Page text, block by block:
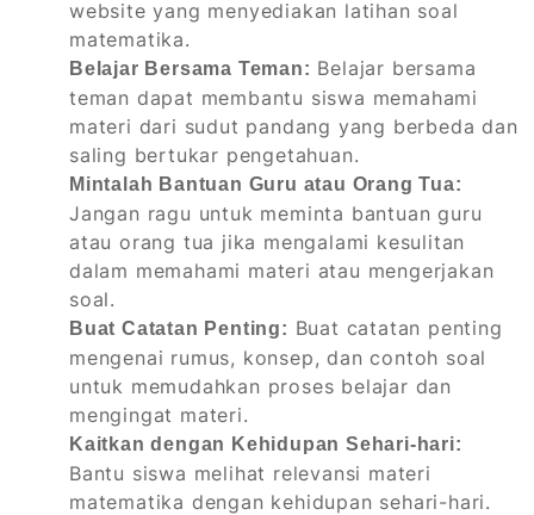
website yang menyediakan latihan soal
matematika.
Belajar Bersama Teman: Belajar bersama
teman dapat membantu siswa memahami
materi dari sudut pandang yang berbeda dan
saling bertukar pengetahuan.
Mintalah Bantuan Guru atau Orang Tua:
Jangan ragu untuk meminta bantuan guru
atau orang tua jika mengalami kesulitan
dalam memahami materi atau mengerjakan
soal.
Buat Catatan Penting: Buat catatan penting
mengenai rumus, konsep, dan contoh soal
untuk memudahkan proses belajar dan
mengingat materi.
Kaitkan dengan Kehidupan Sehari-hari:
Bantu siswa melihat relevansi materi
matematika dengan kehidupan sehari-hari.